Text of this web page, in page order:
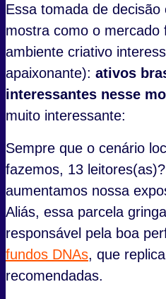
Essa tomada de
mostra como o mercado
ambiente criativo
apaixonante): ativos
interessantes nesse
muito interessante:
Sempre que o cenário
fazemos, 13
aumentamos nossa
Aliás, essa parcela
responsável pela boa
fundos DNAs, que
recomendadas.